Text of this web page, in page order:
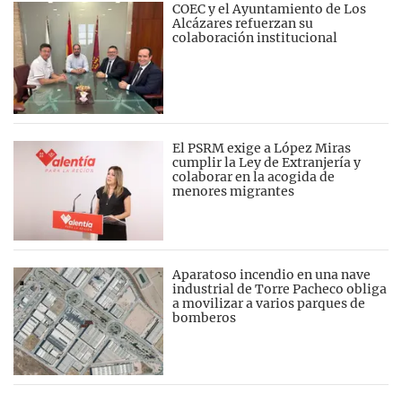
COEC y el Ayuntamiento de Los
Alcázares refuerzan su
colaboración institucional
El PSRM exige a López Miras
cumplir la Ley de Extranjería y
colaborar en la acogida de
menores migrantes
Aparatoso incendio en una nave
industrial de Torre Pacheco obliga
a movilizar a varios parques de
bomberos